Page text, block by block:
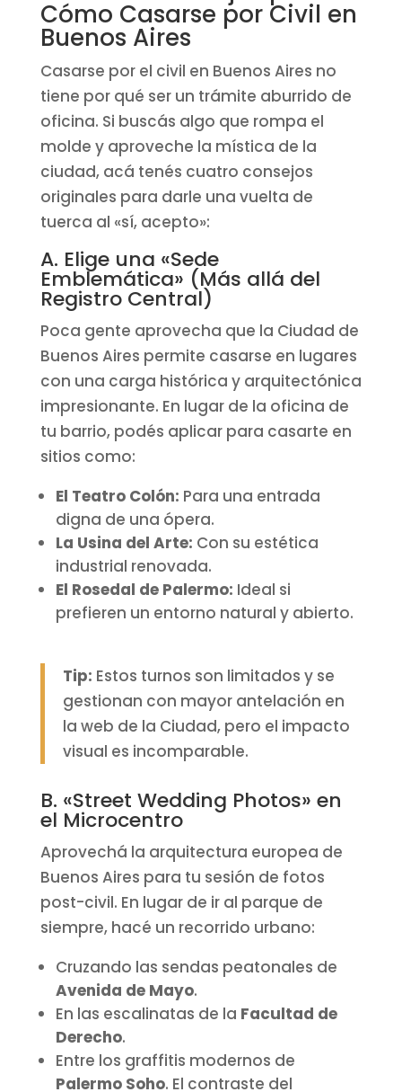
Cómo Casarse por Civil en
Buenos Aires
Casarse por el civil en Buenos Aires no
tiene por qué ser un trámite aburrido de
oficina. Si buscás algo que rompa el
molde y aproveche la mística de la
ciudad, acá tenés cuatro consejos
originales para darle una vuelta de
tuerca al «sí, acepto»:
A. Elige una «Sede
Emblemática» (Más allá del
Registro Central)
Poca gente aprovecha que la Ciudad de
Buenos Aires permite casarse en lugares
con una carga histórica y arquitectónica
impresionante. En lugar de la oficina de
tu barrio, podés aplicar para casarte en
sitios como:
El Teatro Colón: Para una entrada
digna de una ópera.
La Usina del Arte: Con su estética
industrial renovada.
El Rosedal de Palermo: Ideal si
prefieren un entorno natural y abierto.
Tip: Estos turnos son limitados y se
gestionan con mayor antelación en
la web de la Ciudad, pero el impacto
visual es incomparable.
B. «Street Wedding Photos» en
el Microcentro
Aprovechá la arquitectura europea de
Buenos Aires para tu sesión de fotos
post-civil. En lugar de ir al parque de
siempre, hacé un recorrido urbano:
Cruzando las sendas peatonales de
Avenida de Mayo.
En las escalinatas de la Facultad de
Derecho.
Entre los graffitis modernos de
Palermo Soho. El contraste del